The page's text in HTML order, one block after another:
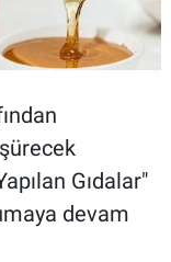
Gıdalar"
devam